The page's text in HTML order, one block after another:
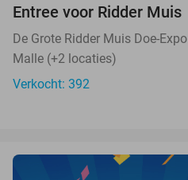
TODAY
Entree voor Ridder Muis
De Grote Ridder Muis Doe-Expo
Malle (+2 locaties)
Verkocht: 392